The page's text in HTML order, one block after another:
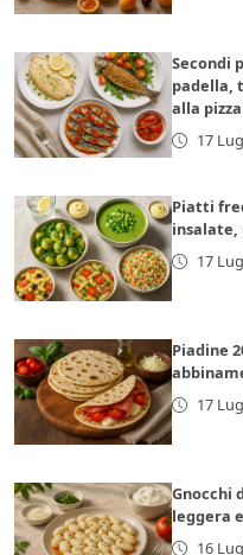
Secondi
padella,
alla
17
Piatti
insalate,
17
Piadine
17
Gnocchi
leggera
16